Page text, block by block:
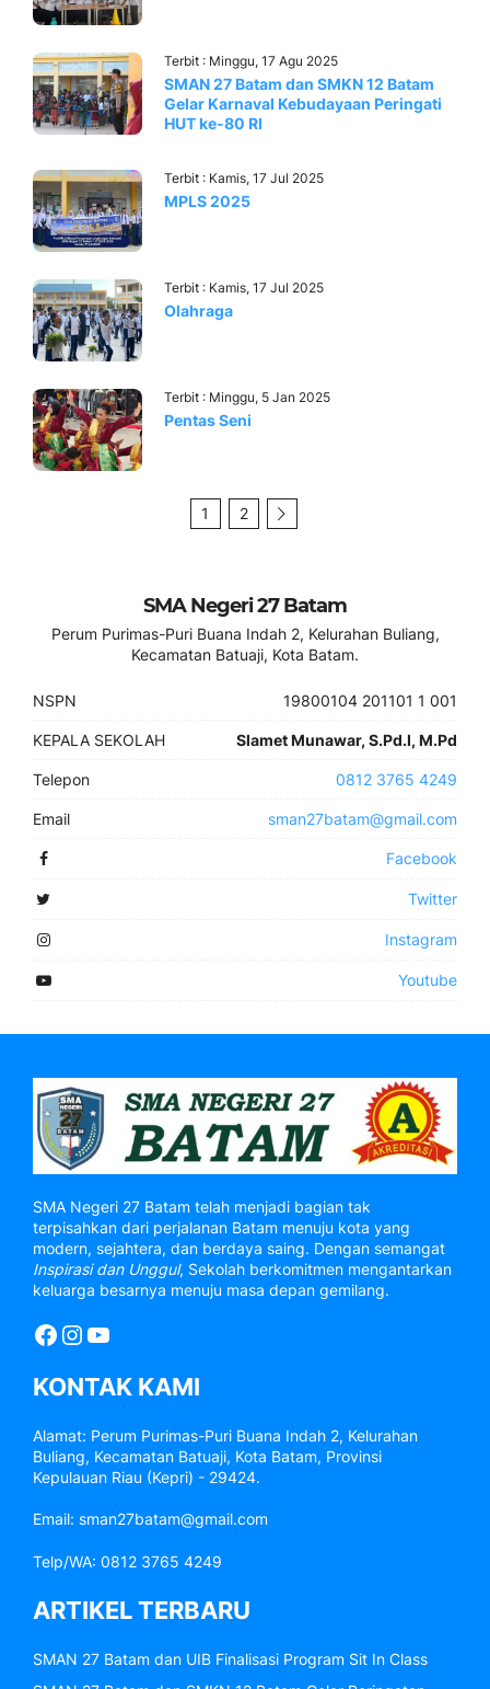
Terbit : Minggu, 17 Agu 2025
SMAN 27 Batam dan SMKN 12 Batam
Gelar Karnaval Kebudayaan Peringati
HUT ke-80 RI
Terbit : Kamis, 17 Jul 2025
MPLS 2025
Terbit : Kamis, 17 Jul 2025
Olahraga
Terbit : Minggu, 5 Jan 2025
Pentas Seni
1 2
SMA Negeri 27 Batam
Perum Purimas-Puri Buana Indah 2, Kelurahan Buliang,
Kecamatan Batuaji, Kota Batam.
NSPN 19800104 201101 1 001
KEPALA SEKOLAH Slamet Munawar, S.Pd.I, M.Pd
Telepon 0812 3765 4249
Email sman27batam@gmail.com
Facebook
Twitter
Instagram
Youtube
SMA Negeri 27 Batam telah menjadi bagian tak
terpisahkan dari perjalanan Batam menuju kota yang
modern, sejahtera, dan berdaya saing. Dengan semangat
Inspirasi dan Unggul, Sekolah berkomitmen mengantarkan
keluarga besarnya menuju masa depan gemilang.
Facebook
Instagram
YouTube
KONTAK KAMI
Alamat: Perum Purimas-Puri Buana Indah 2, Kelurahan
Buliang, Kecamatan Batuaji, Kota Batam, Provinsi
Kepulauan Riau (Kepri) - 29424.
Email: sman27batam@gmail.com
Telp/WA: 0812 3765 4249
ARTIKEL TERBARU
SMAN 27 Batam dan UIB Finalisasi Program Sit In Class